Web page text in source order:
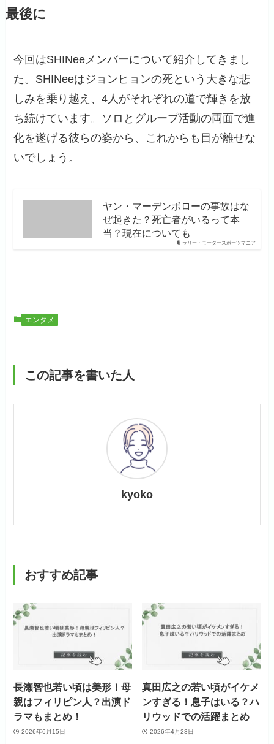
最後に
今回はSHINeeメンバーについて紹介してきまし
た。SHINeeはジョンヒョンの死という大きな悲
しみを乗り越え、4人がそれぞれの道で輝きを放
ち続けています。ソロとグループ活動の両面で進
化を遂げる彼らの姿から、これからも目が離せな
いでしょう。
ラリー・モータースポーツマニア
ヤン・マーデンボローの事故はな
ぜ起きた？死亡者がいるって本
当？現在についても
エンタメ
この記事を書いた人
kyoko
おすすめ記事
長瀬智也若い頃は美形！母
親はフィリピン人？出演ド
ラマもまとめ！
2026年6月15日
真田広之の若い頃がイケメ
ンすぎる！息子はいる？ハ
リウッドでの活躍まとめ
2026年4月23日